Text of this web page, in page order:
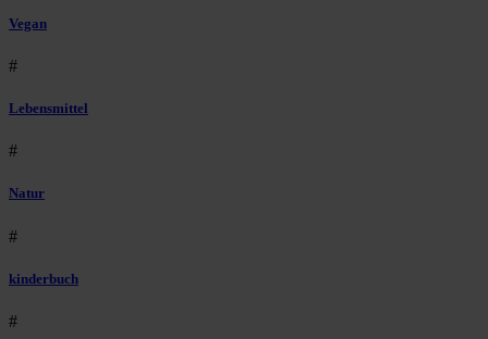
Vegan
#
Lebensmittel
#
Natur
#
kinderbuch
#